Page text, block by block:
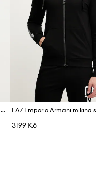
EA7 Emporio Armani rozepínací mikina pánská s bavlnou
3199 Kč